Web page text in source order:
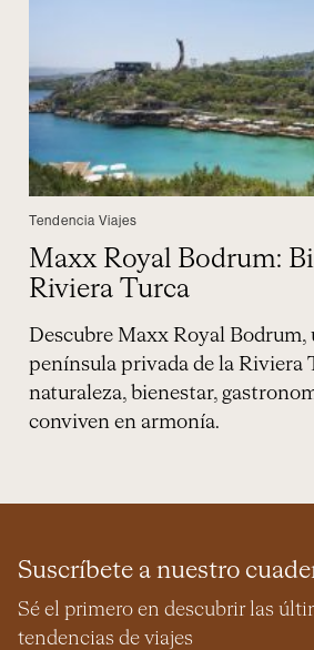
Tendencia Viajes
Maxx Royal Bodrum:
Riviera Turca
Descubre Maxx Royal Bodrum,
península privada de la Riviera
naturaleza, bienestar,
conviven en armonía.
Suscríbete a nuestro
Sé el primero en descubrir las
tendencias de viajes